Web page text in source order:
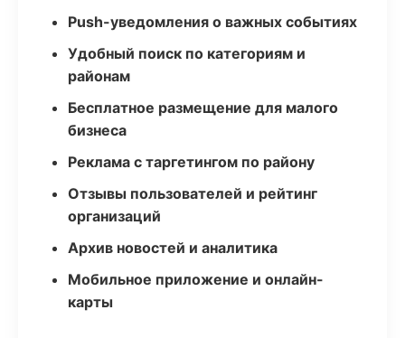
Push-уведомления о важных событиях
Удобный поиск по категориям и
районам
Бесплатное размещение для малого
бизнеса
Реклама с таргетингом по району
Отзывы пользователей и рейтинг
организаций
Архив новостей и аналитика
Мобильное приложение и онлайн-
карты